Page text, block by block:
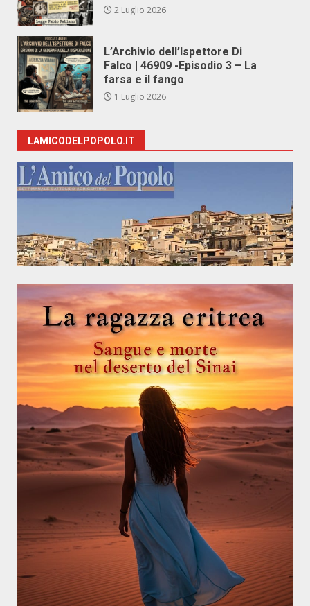
2 Luglio 2026
L’Archivio dell’Ispettore Di
Falco | 46909 -Episodio 3 – La
farsa e il fango
1 Luglio 2026
LAMICODELPOPOLO.IT